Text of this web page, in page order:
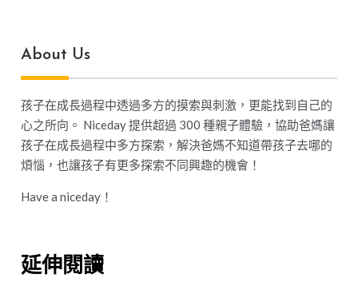
About Us
孩子在成長過程中透過多方的摸索與刺激，更能找到自己的
心之所向。 Niceday 提供超過 300 種親子體驗，協助爸媽讓
孩子在成長過程中多方探索，解決爸媽不知道帶孩子去哪的
煩惱，也讓孩子有更多探索不同興趣的機會！
Have a niceday！
延伸閱讀